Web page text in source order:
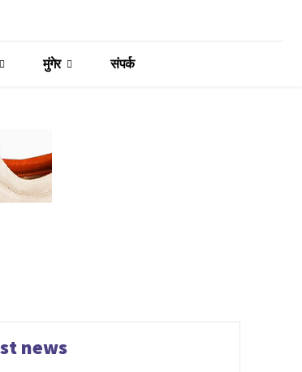
मुंगेर संपर्क
news